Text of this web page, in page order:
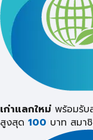
เก่าแลกใหม่ พร้อมรับ
สูงสุด 100 บาท สมา